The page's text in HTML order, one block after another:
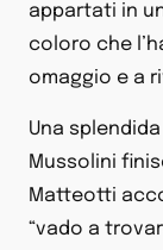
appartati in
coloro che
omaggio e a
Una
Mussolini
Matteotti
“vado a